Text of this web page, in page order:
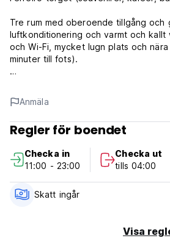
Tre rum med oberoende tillgång och
luftkonditionering och varmt och kallt
och Wi-Fi, mycket lugn plats och
minuter till fots).
flera närliggande restauranger. Vi
och vi med största önskan att du ska
Säkerhet och förtroende med
på hotell i territoriet.
Casa Angel y Odalis policy och villkor:
Avbokningsregler: 48h före ankomst.
eller utebliven ankomst kommer du
Incheckning från 11.00 till 23.00
Anmäla
Regler för boendet
Checka in
11:00 - 23:00
Checka ut
tills 04:00
Skatt ingår
Visa